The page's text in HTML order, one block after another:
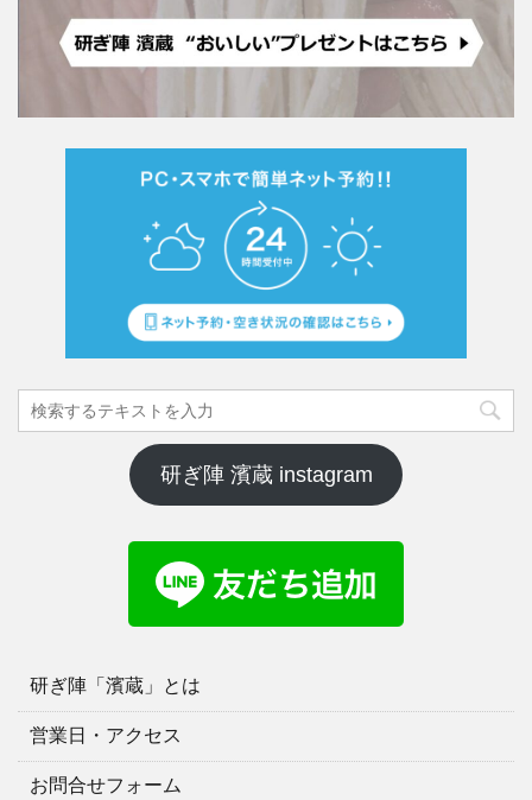
研ぎ陣 濱蔵 instagram
研ぎ陣「濱蔵」とは
営業日・アクセス
お問合せフォーム